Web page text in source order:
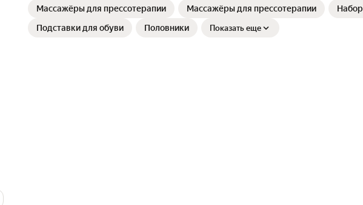
Массажёры для прессотерапии
Массажёры для прессотерапии
Подставки для обуви
Половники Показать еще